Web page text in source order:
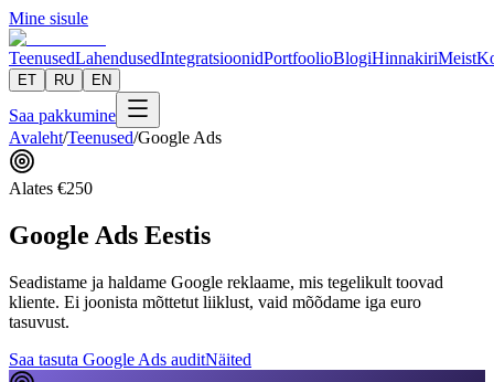
Mine sisule
TeenusedLahendusedIntegratsioonidPortfoolioBlogiHinnakiriMeist
ET RU EN
Saa pakkumine
Avaleht/Teenused/Google Ads
Alates €250
Google Ads Eestis
Seadistame ja haldame Google reklaame, mis tegelikult toovad
kliente. Ei joonista mõttetut liiklust, vaid mõõdame iga euro
tasuvust.
Saa tasuta Google Ads auditNäited